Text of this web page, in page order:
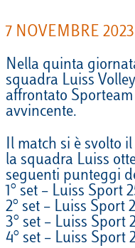
7 NOVEMBRE 2023
Nella quinta
squadra Luiss
affrontato
avvincente.
Il match si è svolto
la squadra Luiss
seguenti punteggi
1° set – Luiss Sport
2° set – Luiss Sport
3° set – Luiss Sport
4° set – Luiss Sport